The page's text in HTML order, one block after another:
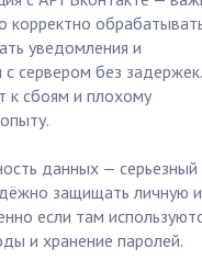
уведомления и
с сервером без
к сбоям и плохому
данных — серьезный
защищать личную
если там
и хранение паролей.